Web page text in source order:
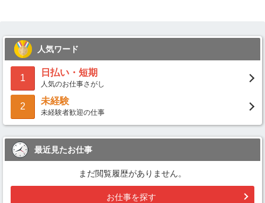
人気ワード
1
日払い・短期
人気のお仕事さがし
2
未経験
未経験者歓迎の仕事
最近見たお仕事
まだ閲覧履歴がありません。
お仕事を探す